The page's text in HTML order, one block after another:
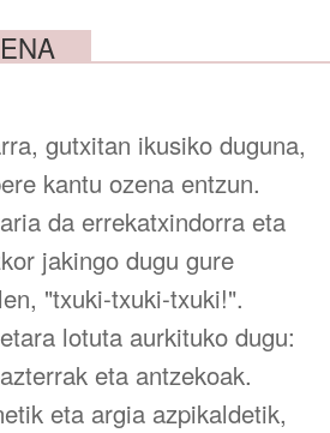
gutxitan ikusiko duguna,
kantu ozena entzun.
da errekatxindorra eta
jakingo dugu gure
"txuki-txuki-txuki!".
lotuta aurkituko dugu:
eta antzekoak.
eta argia azpikaldetik,